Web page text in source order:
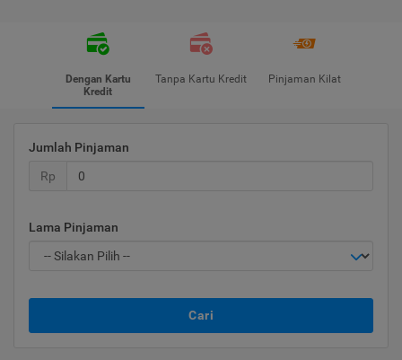
Dengan Kartu
Kredit
Tanpa Kartu Kredit Pinjaman Kilat
Jumlah Pinjaman
Rp
Lama Pinjaman
Cari